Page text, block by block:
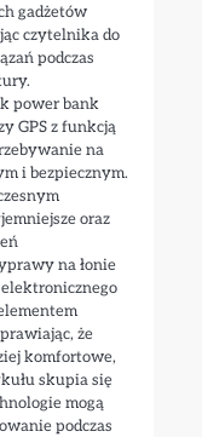
gadżetów
czytelnika do
podczas
power bank
GPS z funkcją
na
i bezpiecznym.
oraz
na łonie
że
komfortowe,
skupia się
mogą
podczas